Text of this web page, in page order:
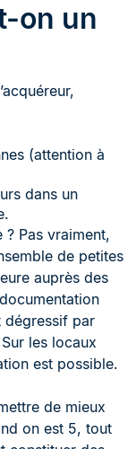
on un
(attention à
dans un
? Pas vraiment,
de petites
auprès des
dégressif par
les locaux
est possible.
de mieux
on est 5, tout